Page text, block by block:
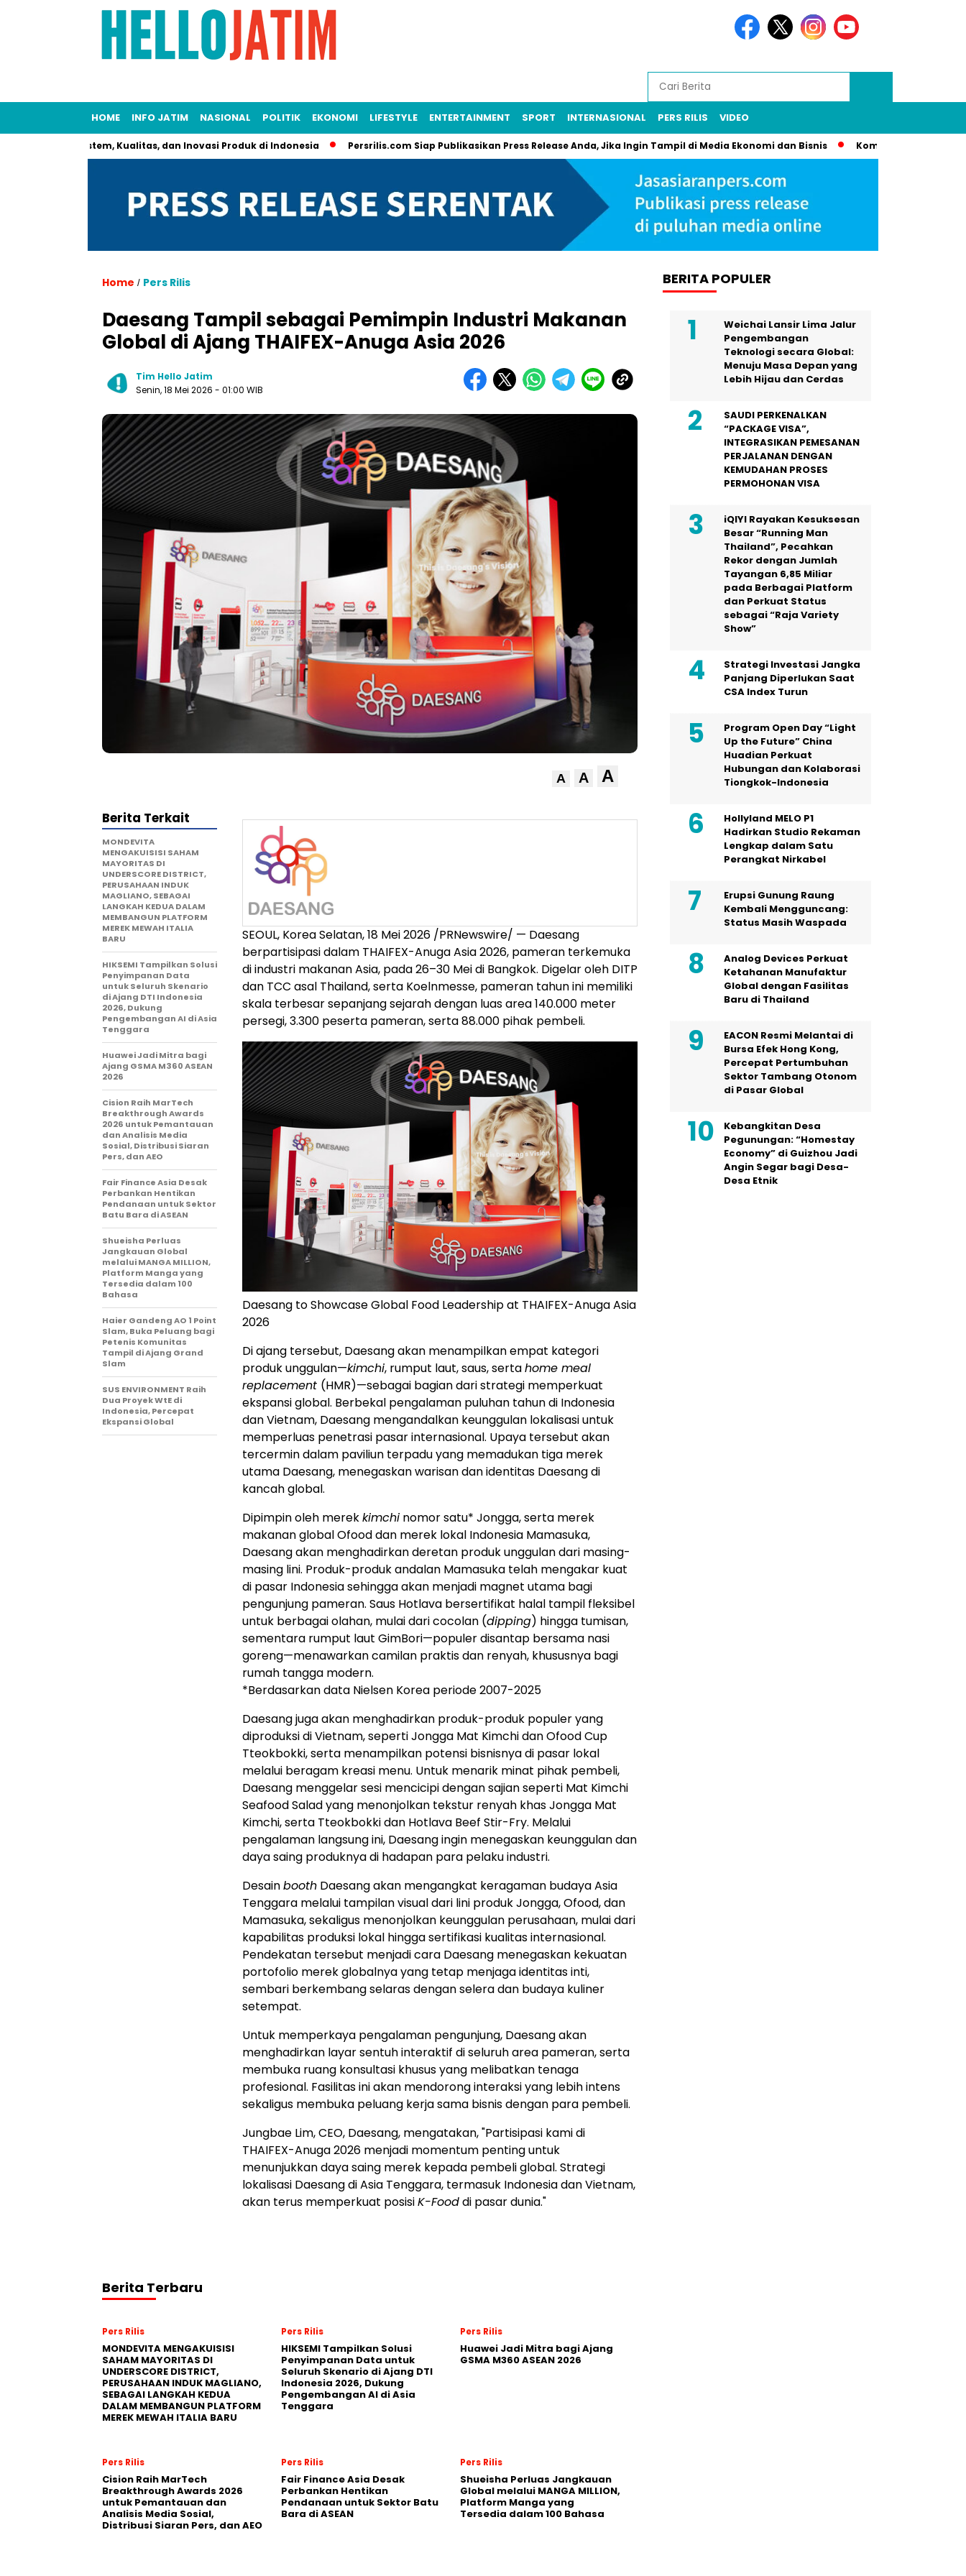
HOME INFO JATIM NASIONAL POLITIK EKONOMI LIFESTYLE ENTERTAINMENT SPORT INTERNASIONAL PERS RILIS VIDEO
Ekosistem, Kualitas, dan Inovasi Produk di Indonesia Persrilis.com Siap Publikasikan Press Release Anda, Jika Ingin Tampil di Media Ekonomi dan Bisnis Komunikasi Strategis
Home / Pers Rilis
Daesang Tampil sebagai Pemimpin Industri Makanan
Global di Ajang THAIFEX-Anuga Asia 2026
Tim Hello Jatim
Senin, 18 Mei 2026 - 01:00 WIB
A A A
SEOUL, Korea Selatan, 18 Mei 2026 /PRNewswire/ — Daesang
berpartisipasi dalam THAIFEX-Anuga Asia 2026, pameran terkemuka
di industri makanan Asia, pada 26–30 Mei di Bangkok. Digelar oleh DITP
dan TCC asal Thailand, serta Koelnmesse, pameran tahun ini memiliki
skala terbesar sepanjang sejarah dengan luas area 140.000 meter
persegi, 3.300 peserta pameran, serta 88.000 pihak pembeli.
Daesang to Showcase Global Food Leadership at THAIFEX-Anuga Asia
2026
Di ajang tersebut, Daesang akan menampilkan empat kategori
produk unggulan—kimchi, rumput laut, saus, sertahome meal
replacement (HMR)—sebagai bagian dari strategi memperkuat
ekspansi global. Berbekal pengalaman puluhan tahun di Indonesia
dan Vietnam, Daesang mengandalkan keunggulan lokalisasi untuk
memperluas penetrasi pasar internasional. Upaya tersebut akan
tercermin dalam paviliun terpadu yang memadukan tiga merek
utama Daesang, menegaskan warisan dan identitas Daesang di
kancah global.
Dipimpin oleh merekkimchi nomor satu* Jongga, serta merek
makanan global Ofood dan merek lokal Indonesia Mamasuka,
Daesang akan menghadirkan deretan produk unggulan dari masing-
masing lini. Produk-produk andalan Mamasuka telah mengakar kuat
di pasar Indonesia sehingga akan menjadi magnet utama bagi
pengunjung pameran. Saus Hotlava bersertifikat halal tampil fleksibel
untuk berbagai olahan, mulai dari cocolan (dipping) hingga tumisan,
sementara rumput laut GimBori—populer disantap bersama nasi
goreng—menawarkan camilan praktis dan renyah, khususnya bagi
rumah tangga modern.
*Berdasarkan data Nielsen Korea periode 2007-2025
Daesang juga akan menghadirkan produk-produk populer yang
diproduksi di Vietnam, seperti Jongga Mat Kimchi dan Ofood Cup
Tteokbokki, serta menampilkan potensi bisnisnya di pasar lokal
melalui beragam kreasi menu. Untuk menarik minat pihak pembeli,
Daesang menggelar sesi mencicipi dengan sajian seperti Mat Kimchi
Seafood Salad yang menonjolkan tekstur renyah khas Jongga Mat
Kimchi, serta Tteokbokki dan Hotlava Beef Stir-Fry. Melalui
pengalaman langsung ini, Daesang ingin menegaskan keunggulan dan
daya saing produknya di hadapan para pelaku industri.
Desainbooth Daesang akan mengangkat keragaman budaya Asia
Tenggara melalui tampilan visual dari lini produk Jongga, Ofood, dan
Mamasuka, sekaligus menonjolkan keunggulan perusahaan, mulai dari
kapabilitas produksi lokal hingga sertifikasi kualitas internasional.
Pendekatan tersebut menjadi cara Daesang menegaskan kekuatan
portofolio merek globalnya yang tetap menjaga identitas inti,
sembari berkembang selaras dengan selera dan budaya kuliner
setempat.
Untuk memperkaya pengalaman pengunjung, Daesang akan
menghadirkan layar sentuh interaktif di seluruh area pameran, serta
membuka ruang konsultasi khusus yang melibatkan tenaga
profesional. Fasilitas ini akan mendorong interaksi yang lebih intens
sekaligus membuka peluang kerja sama bisnis dengan para pembeli.
Jungbae Lim, CEO, Daesang, mengatakan, "Partisipasi kami di
THAIFEX-Anuga 2026 menjadi momentum penting untuk
menunjukkan daya saing merek kepada pembeli global. Strategi
lokalisasi Daesang di Asia Tenggara, termasuk Indonesia dan Vietnam,
akan terus memperkuat posisiK-Fooddi pasar dunia."
Berita Terkait
MONDEVITA
MENGAKUISISI SAHAM
MAYORITAS DI
UNDERSCORE DISTRICT,
PERUSAHAAN INDUK
MAGLIANO, SEBAGAI
LANGKAH KEDUA DALAM
MEMBANGUN PLATFORM
MEREK MEWAH ITALIA
BARU
HIKSEMI Tampilkan Solusi
Penyimpanan Data
untuk Seluruh Skenario
di Ajang DTI Indonesia
2026, Dukung
Pengembangan AI di Asia
Tenggara
Huawei Jadi Mitra bagi
Ajang GSMA M360 ASEAN
2026
Cision Raih MarTech
Breakthrough Awards
2026 untuk Pemantauan
dan Analisis Media
Sosial, Distribusi Siaran
Pers, dan AEO
Fair Finance Asia Desak
Perbankan Hentikan
Pendanaan untuk Sektor
Batu Bara di ASEAN
Shueisha Perluas
Jangkauan Global
melalui MANGA MILLION,
Platform Manga yang
Tersedia dalam 100
Bahasa
Haier Gandeng AO 1 Point
Slam, Buka Peluang bagi
Petenis Komunitas
Tampil di Ajang Grand
Slam
SUS ENVIRONMENT Raih
Dua Proyek WtE di
Indonesia, Percepat
Ekspansi Global
Berita Terbaru
Pers Rilis
MONDEVITA MENGAKUISISI
SAHAM MAYORITAS DI
UNDERSCORE DISTRICT,
PERUSAHAAN INDUK MAGLIANO,
SEBAGAI LANGKAH KEDUA
DALAM MEMBANGUN PLATFORM
MEREK MEWAH ITALIA BARU
Pers Rilis
HIKSEMI Tampilkan Solusi
Penyimpanan Data untuk
Seluruh Skenario di Ajang DTI
Indonesia 2026, Dukung
Pengembangan AI di Asia
Tenggara
Pers Rilis
Huawei Jadi Mitra bagi Ajang
GSMA M360 ASEAN 2026
Pers Rilis
Cision Raih MarTech
Breakthrough Awards 2026
untuk Pemantauan dan
Analisis Media Sosial,
Distribusi Siaran Pers, dan AEO
Pers Rilis
Fair Finance Asia Desak
Perbankan Hentikan
Pendanaan untuk Sektor Batu
Bara di ASEAN
Pers Rilis
Shueisha Perluas Jangkauan
Global melalui MANGA MILLION,
Platform Manga yang
Tersedia dalam 100 Bahasa
BERITA POPULER
Weichai Lansir Lima Jalur
Pengembangan
Teknologi secara Global:
Menuju Masa Depan yang
Lebih Hijau dan Cerdas
SAUDI PERKENALKAN
“PACKAGE VISA”,
INTEGRASIKAN PEMESANAN
PERJALANAN DENGAN
KEMUDAHAN PROSES
PERMOHONAN VISA
iQIYI Rayakan Kesuksesan
Besar “Running Man
Thailand”, Pecahkan
Rekor dengan Jumlah
Tayangan 6,85 Miliar
pada Berbagai Platform
dan Perkuat Status
sebagai “Raja Variety
Show”
Strategi Investasi Jangka
Panjang Diperlukan Saat
CSA Index Turun
Program Open Day “Light
Up the Future” China
Huadian Perkuat
Hubungan dan Kolaborasi
Tiongkok-Indonesia
Hollyland MELO P1
Hadirkan Studio Rekaman
Lengkap dalam Satu
Perangkat Nirkabel
Erupsi Gunung Raung
Kembali Mengguncang:
Status Masih Waspada
Analog Devices Perkuat
Ketahanan Manufaktur
Global dengan Fasilitas
Baru di Thailand
EACON Resmi Melantai di
Bursa Efek Hong Kong,
Percepat Pertumbuhan
Sektor Tambang Otonom
di Pasar Global
Kebangkitan Desa
Pegunungan: “Homestay
Economy” di Guizhou Jadi
Angin Segar bagi Desa-
Desa Etnik